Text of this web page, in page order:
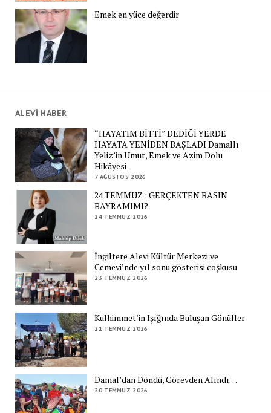
Emek en yüce değerdir
ALEVİ HABER
“HAYATIM BİTTİ” DEDİĞİ YERDE
HAYATA YENİDEN BAŞLADI Damallı
Yeliz’in Umut, Emek ve Azim Dolu
Hikâyesi
7 AĞUSTOS 2026
24 TEMMUZ : GERÇEKTEN BASIN
BAYRAMIMI?
24 TEMMUZ 2026
İngiltere Alevi Kültür Merkezi ve
Cemevi’nde yıl sonu gösterisi coşkusu
23 TEMMUZ 2026
Kulhimmet’in Işığında Buluşan Gönüller
21 TEMMUZ 2026
Damal’dan Döndü, Görevden Alındı…
20 TEMMUZ 2026